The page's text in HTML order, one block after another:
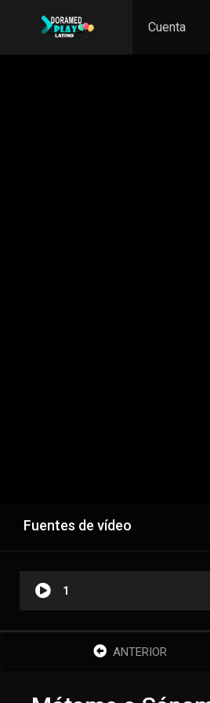
Cuenta
Fuentes de vídeo
1
ANTERIOR